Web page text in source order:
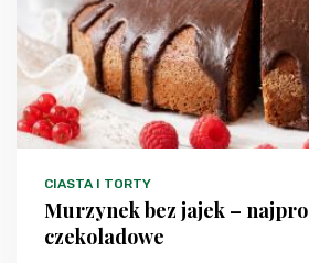
CIASTA I TORTY
Murzynek bez jajek –
czekoladowe